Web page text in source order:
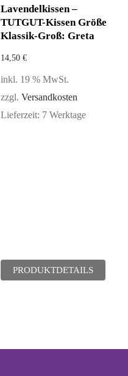
Lavendelkissen –
TUTGUT-Kissen Größe
Klassik-Groß: Greta
14,50 €
inkl. 19 % MwSt.
zzgl. Versandkosten
Lieferzeit: 7 Werktage
PRODUKTDETAILS